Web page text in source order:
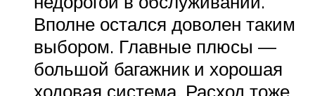
Вполне остался доволен таким
выбором. Главные плюсы —
большой багажник и хорошая
ходовая система. Расход тоже